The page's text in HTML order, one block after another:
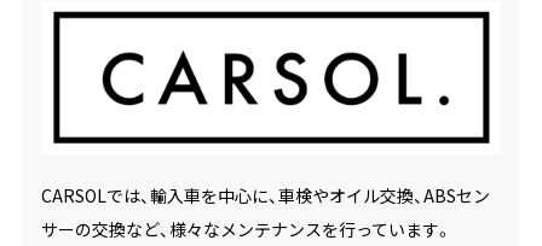
CARSOLでは、輸入車を中心に、車検やオイル交換、ABSセン
サーの交換など、様々なメンテナンスを行っています。